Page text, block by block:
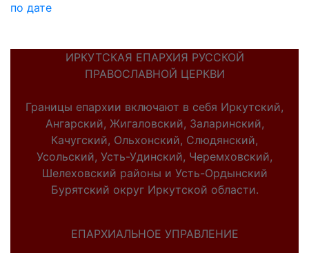
по дате
ИРКУТСКАЯ ЕПАРХИЯ РУССКОЙ
ПРАВОСЛАВНОЙ ЦЕРКВИ
Границы епархии включают в себя Иркутский,
Ангарский, Жигаловский, Заларинский,
Качугский, Ольхонский, Слюдянский,
Усольский, Усть-Удинский, Черемховский,
Шелеховский районы и Усть-Ордынский
Бурятский округ Иркутской области.
ЕПАРХИАЛЬНОЕ УПРАВЛЕНИЕ